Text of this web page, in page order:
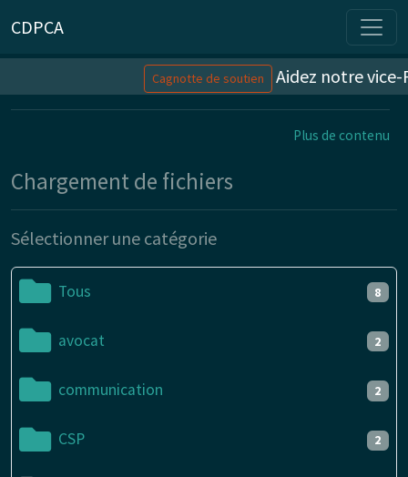
CDPCA
Cagnotte de soutien Aidez notre vice-
Plus de contenu
Chargement de fichiers
Sélectionner une catégorie
Tous 8
avocat 2
communication 2
CSP 2